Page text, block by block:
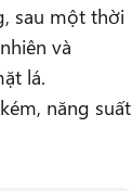
sau một thời
và
lá.
năng suất